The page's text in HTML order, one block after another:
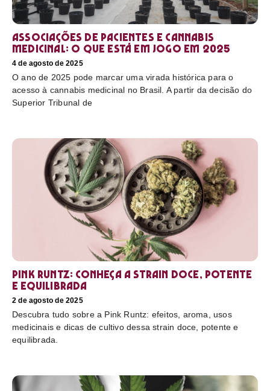
Associações de pacientes e cannabis
medicinal: o que está em jogo em 2025
4 de agosto de 2025
O ano de 2025 pode marcar uma virada histórica para o
acesso à cannabis medicinal no Brasil. A partir da decisão do
Superior Tribunal de
Pink Runtz: conheça a strain doce, potente
e equilibrada
2 de agosto de 2025
Descubra tudo sobre a Pink Runtz: efeitos, aroma, usos
medicinais e dicas de cultivo dessa strain doce, potente e
equilibrada.